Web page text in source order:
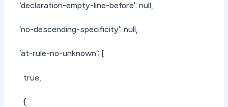
‘declaration-empty-line-before’: null,
‘no-descending-specificity’: null,
‘at-rule-no-unknown’: [
true,
{